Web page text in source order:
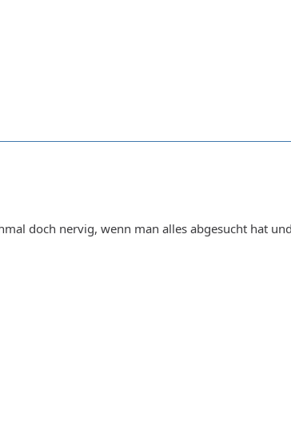
doch nervig, wenn man alles abgesucht hat